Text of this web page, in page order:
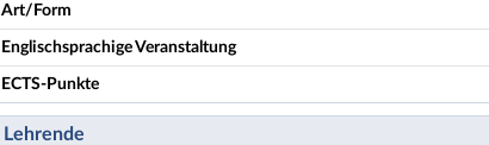
Art/Form
Englischsprachige Veranstaltung
ECTS-Punkte
Lehrende